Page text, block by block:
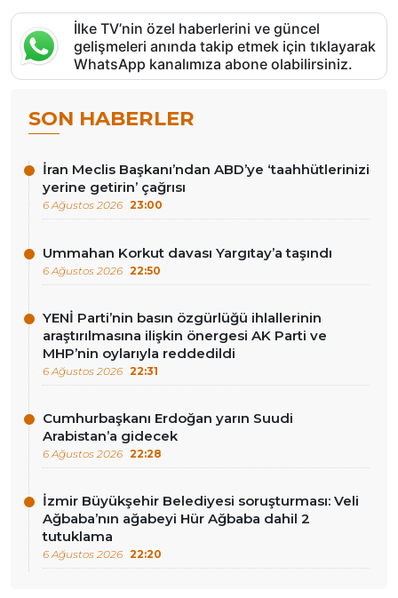
İlke TV’nin özel haberlerini ve güncel
gelişmeleri anında takip etmek için tıklayarak
WhatsApp kanalımıza abone olabilirsiniz.
SON HABERLER
İran Meclis Başkanı’ndan ABD’ye ‘taahhütlerinizi
yerine getirin’ çağrısı
6 Ağustos 2026 23:00
Ummahan Korkut davası Yargıtay’a taşındı
6 Ağustos 2026 22:50
YENİ Parti’nin basın özgürlüğü ihlallerinin
araştırılmasına ilişkin önergesi AK Parti ve
MHP’nin oylarıyla reddedildi
6 Ağustos 2026 22:31
Cumhurbaşkanı Erdoğan yarın Suudi
Arabistan’a gidecek
6 Ağustos 2026 22:28
İzmir Büyükşehir Belediyesi soruşturması: Veli
Ağbaba’nın ağabeyi Hür Ağbaba dahil 2
tutuklama
6 Ağustos 2026 22:20